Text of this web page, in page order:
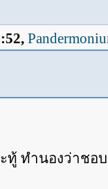
ทู้ ทำนองว่าชอ